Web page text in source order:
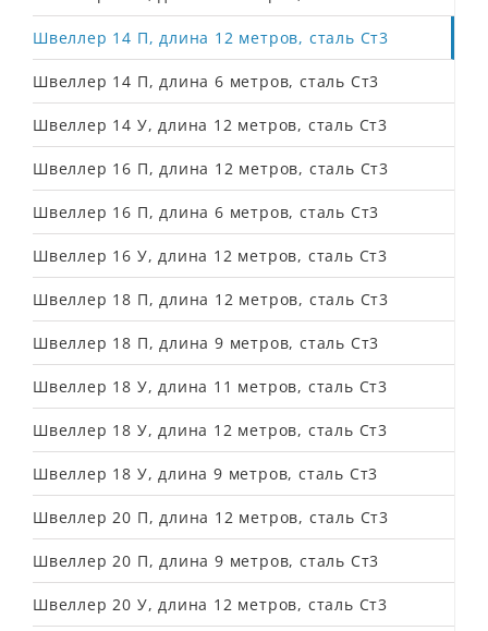
Швеллер 14 П, длина 12 метров, сталь Ст3
Швеллер 14 П, длина 6 метров, сталь Ст3
Швеллер 14 У, длина 12 метров, сталь Ст3
Швеллер 16 П, длина 12 метров, сталь Ст3
Швеллер 16 П, длина 6 метров, сталь Ст3
Швеллер 16 У, длина 12 метров, сталь Ст3
Швеллер 18 П, длина 12 метров, сталь Ст3
Швеллер 18 П, длина 9 метров, сталь Ст3
Швеллер 18 У, длина 11 метров, сталь Ст3
Швеллер 18 У, длина 12 метров, сталь Ст3
Швеллер 18 У, длина 9 метров, сталь Ст3
Швеллер 20 П, длина 12 метров, сталь Ст3
Швеллер 20 П, длина 9 метров, сталь Ст3
Швеллер 20 У, длина 12 метров, сталь Ст3